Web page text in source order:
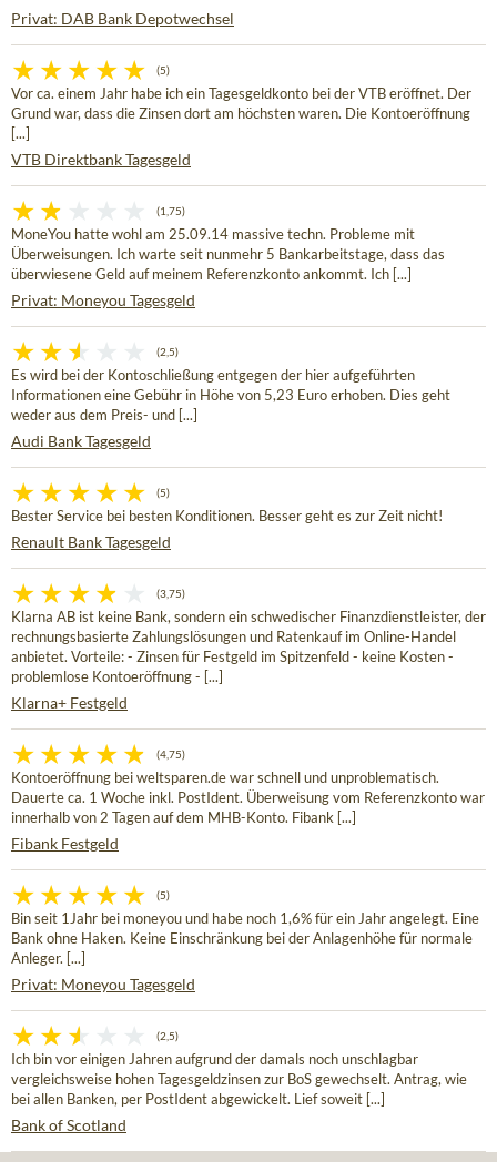
Privat: DAB Bank Depotwechsel
(5)
Vor ca. einem Jahr habe ich ein Tagesgeldkonto bei der VTB eröffnet. Der
Grund war, dass die Zinsen dort am höchsten waren. Die Kontoeröffnung
[...]
VTB Direktbank Tagesgeld
(1,75)
MoneYou hatte wohl am 25.09.14 massive techn. Probleme mit
Überweisungen. Ich warte seit nunmehr 5 Bankarbeitstage, dass das
überwiesene Geld auf meinem Referenzkonto ankommt. Ich [...]
Privat: Moneyou Tagesgeld
(2,5)
Es wird bei der Kontoschließung entgegen der hier aufgeführten
Informationen eine Gebühr in Höhe von 5,23 Euro erhoben. Dies geht
weder aus dem Preis- und [...]
Audi Bank Tagesgeld
(5)
Bester Service bei besten Konditionen. Besser geht es zur Zeit nicht!
Renault Bank Tagesgeld
(3,75)
Klarna AB ist keine Bank, sondern ein schwedischer Finanzdienstleister, der
rechnungsbasierte Zahlungslösungen und Ratenkauf im Online-Handel
anbietet. Vorteile: - Zinsen für Festgeld im Spitzenfeld - keine Kosten -
problemlose Kontoeröffnung - [...]
Klarna+ Festgeld
(4,75)
Kontoeröffnung bei weltsparen.de war schnell und unproblematisch.
Dauerte ca. 1 Woche inkl. PostIdent. Überweisung vom Referenzkonto war
innerhalb von 2 Tagen auf dem MHB-Konto. Fibank [...]
Fibank Festgeld
(5)
Bin seit 1Jahr bei moneyou und habe noch 1,6% für ein Jahr angelegt. Eine
Bank ohne Haken. Keine Einschränkung bei der Anlagenhöhe für normale
Anleger. [...]
Privat: Moneyou Tagesgeld
(2,5)
Ich bin vor einigen Jahren aufgrund der damals noch unschlagbar
vergleichsweise hohen Tagesgeldzinsen zur BoS gewechselt. Antrag, wie
bei allen Banken, per PostIdent abgewickelt. Lief soweit [...]
Bank of Scotland